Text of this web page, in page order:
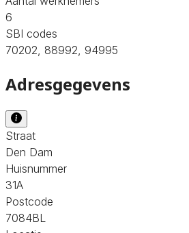
6
SBI codes
70202, 88992, 94995
Adresgegevens
Straat
Den Dam
Huisnummer
31A
Postcode
7084BL